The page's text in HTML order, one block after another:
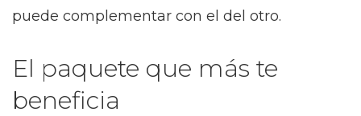
puede complementar con el del otro.
El paquete que más te
beneficia